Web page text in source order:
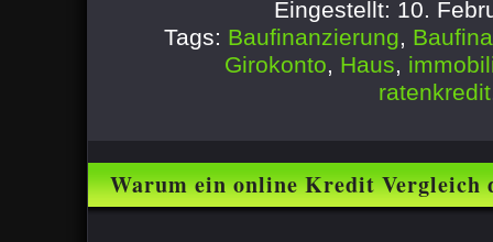
Eingestellt: 10.
Tags: Baufinanzierung,
Girokonto, Haus,
ratenkredit
Warum ein online Kredit Vergleich